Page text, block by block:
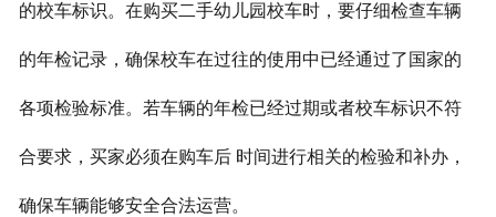
的校车标识。在购买二手幼儿园校车时，要仔细检查车辆
的年检记录，确保校车在过往的使用中已经通过了国家的
各项检验标准。若车辆的年检已经过期或者校车标识不符
合要求，买家必须在购车后 时间进行相关的检验和补办，
确保车辆能够安全合法运营。